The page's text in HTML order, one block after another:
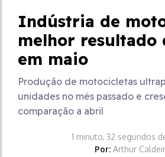
Indústria de
melhor resultado
em maio
Produção de motocicletas
unidades no mês passado e
comparação a abril
1 minuto, 32 segundos
Por: Arthur